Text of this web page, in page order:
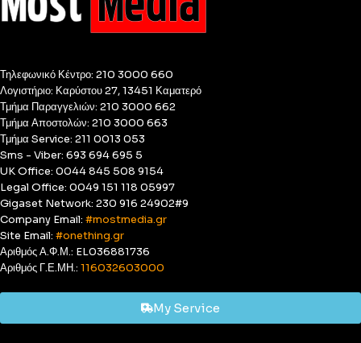
Τηλεφωνικό Κέντρο: 210 3000 660
Λογιστήριο: Καρύστου 27, 13451 Καματερό
Τμήμα Παραγγελιών: 210 3000 662
Τμήμα Αποστολών: 210 3000 663
Τμήμα Service: 211 0013 053
Sms - Viber: 693 694 695 5
UK Office: 0044 845 508 9154
Legal Office: 0049 151 118 05997
Gigaset Network: 230 916 24902#9
Company Email: #mostmedia.gr
Site Email: #onething.gr
Αριθμός Α.Φ.Μ.: EL036881736
Αριθμός Γ.Ε.ΜΗ.: 116032603000
My Service